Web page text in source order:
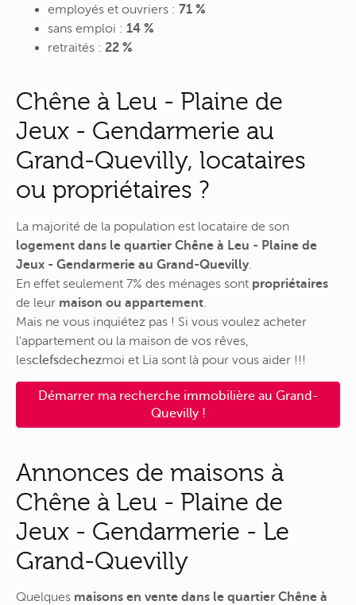
employés et ouvriers : 71 %
sans emploi : 14 %
retraités : 22 %
Chêne à Leu - Plaine de
Jeux - Gendarmerie au
Grand-Quevilly, locataires
ou propriétaires ?
La majorité de la population est locataire de son
logement dans le quartier Chêne à Leu - Plaine de
Jeux - Gendarmerie au Grand-Quevilly
En effet seulement 7% des ménages sont propriétaires
de leur maison ou appartement
Mais ne vous inquiétez pas ! Si vous voulez acheter
l'appartement ou la maison de vos rêves,
lesclefsdechezmoi et Lia sont là pour vous aider !!!
Démarrer ma recherche immobilière au Grand-
Quevilly !
Annonces de maisons à
Chêne à Leu - Plaine de
Jeux - Gendarmerie - Le
Grand-Quevilly
Quelques maisons en vente dans le quartier Chêne à